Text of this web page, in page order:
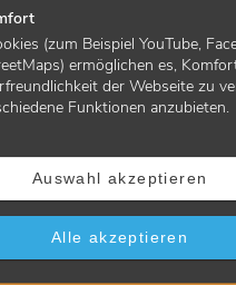
(zum Beispiel YouTube,
ermöglichen es,
der Webseite zu
Funktionen anzubieten.
Auswahl akzeptieren
Alle akzeptieren
Voraussetzungen für den
Sono ist nicht zur Statin-
IQWiG: Die Macht der
Studien
KVH aktuell Pharmakotherapie – alle
jetzt im WebMag lesen
(nur